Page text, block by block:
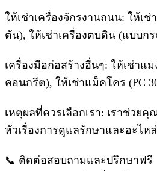
ให้เช่าเครื่องจักรงานถนน: ให้เช่
ตัน), ให้เช่าเครื่องตบดิน (แบบก
เครื่องมือก่อสร้างอื่นๆ: ให้เช่าแ
คอนกรีต), ให้เช่าแม็คโคร (PC
เหตุผลที่ควรเลือกเรา: เราช่วย
หัวเรื่องการดูแลรักษาและอะไห
📞 ติดต่อสอบถามและปรึกษาฟรี